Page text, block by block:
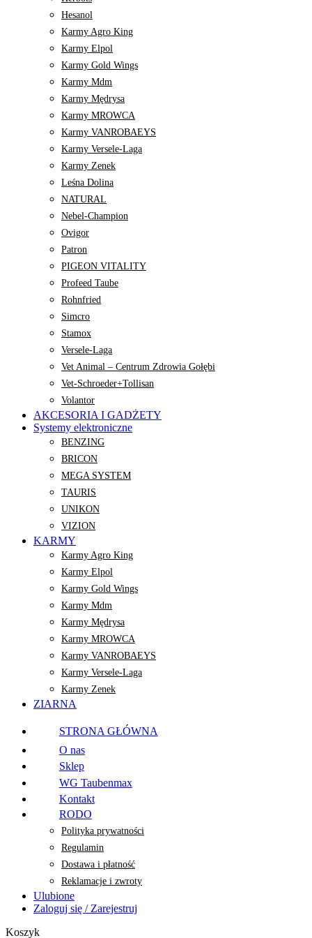
Hesanol
Karmy Agro King
Karmy Elpol
Karmy Gold Wings
Karmy Mdm
Karmy Mędrysa
Karmy MROWCA
Karmy VANROBAEYS
Karmy Versele-Laga
Karmy Zenek
Leśna Dolina
NATURAL
Nebel-Champion
Ovigor
Patron
PIGEON VITALITY
Profeed Taube
Rohnfried
Simcro
Stamox
Versele-Laga
Vet Animal – Centrum Zdrowia Gołębi
Vet-Schroeder+Tollisan
Volantor
AKCESORIA I GADŻETY
Systemy elektroniczne
BENZING
BRICON
MEGA SYSTEM
TAURIS
UNIKON
VIZION
KARMY
Karmy Agro King
Karmy Elpol
Karmy Gold Wings
Karmy Mdm
Karmy Mędrysa
Karmy MROWCA
Karmy VANROBAEYS
Karmy Versele-Laga
Karmy Zenek
ZIARNA
STRONA GŁÓWNA
O nas
Sklep
WG Taubenmax
Kontakt
RODO
Polityka prywatności
Regulamin
Dostawa i płatność
Reklamacje i zwroty
Ulubione
Zaloguj się / Zarejestruj
Koszyk